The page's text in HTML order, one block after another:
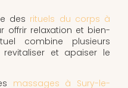
des rituels du corps à
offrir relaxation et bien-
combine plusieurs
et apaiser le
massages à Sury-le-